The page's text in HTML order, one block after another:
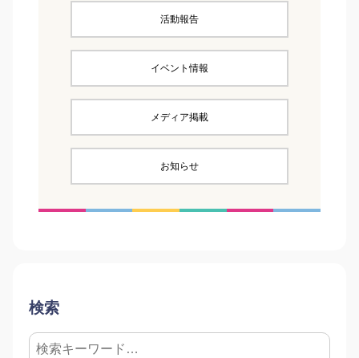
活動報告
イベント情報
メディア掲載
お知らせ
検索